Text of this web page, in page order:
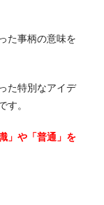
た事柄の意味を
た特別なアイデ
す。
識」や「普通」を